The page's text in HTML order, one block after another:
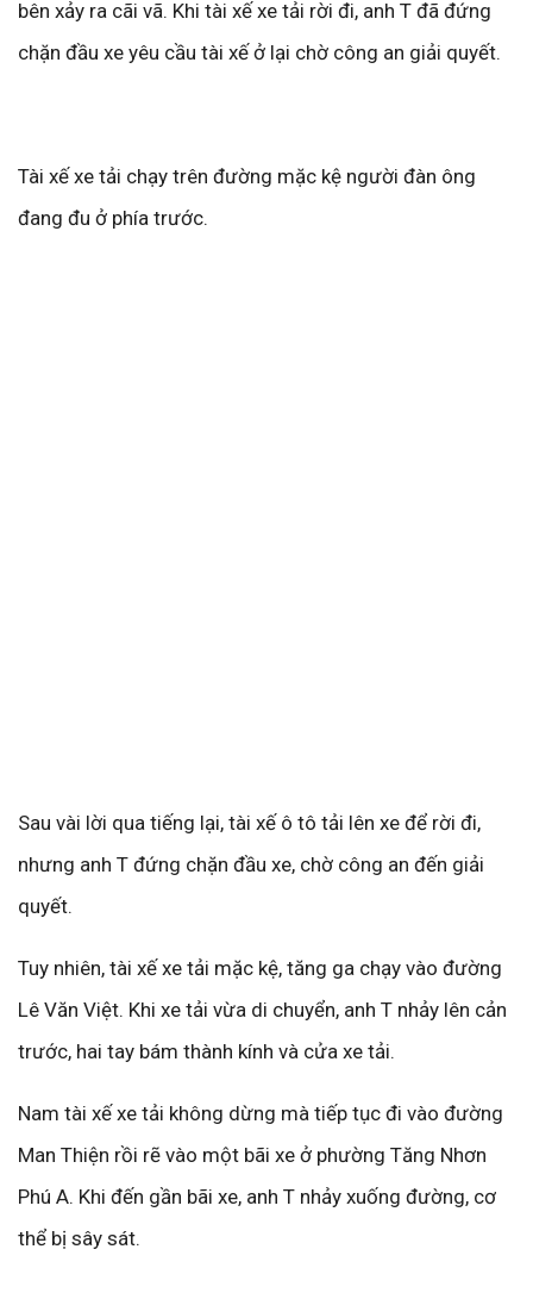
bên xảy ra cãi vã. Khi tài xế xe tải rời đi, anh T đã đứng
chặn đầu xe yêu cầu tài xế ở lại chờ công an giải quyết.
Tài xế xe tải chạy trên đường mặc kệ người đàn ông
đang đu ở phía trước.
Sau vài lời qua tiếng lại, tài xế ô tô tải lên xe để rời đi,
nhưng anh T đứng chặn đầu xe, chờ công an đến giải
quyết.
Tuy nhiên, tài xế xe tải mặc kệ, tăng ga chạy vào đường
Lê Văn Việt. Khi xe tải vừa di chuyển, anh T nhảy lên cản
trước, hai tay bám thành kính và cửa xe tải.
Nam tài xế xe tải không dừng mà tiếp tục đi vào đường
Man Thiện rồi rẽ vào một bãi xe ở phường Tăng Nhơn
Phú A. Khi đến gần bãi xe, anh T nhảy xuống đường, cơ
thể bị sây sát.